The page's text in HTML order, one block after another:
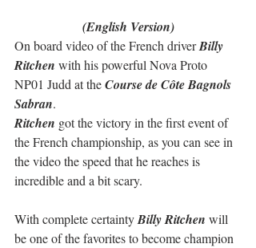
(English Version)
On board video of the French driver Billy
Ritchen with his powerful Nova Proto
NP01 Judd at the Course de Côte Bagnols
Sabran.
Ritchen got the victory in the first event of
the French championship, as you can see in
the video the speed that he reaches is
incredible and a bit scary.
With complete certainty Billy Ritchen will
be one of the favorites to become champion